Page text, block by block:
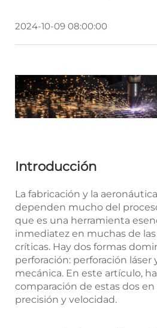
2024-10-09 08:00:00
Introducción
La fabricación y la
dependen mucho del
que es una herramienta
inmediatez en muchas de
críticas. Hay dos formas
perforación: perforación láser
mecánica. En este artículo,
comparación de estas dos
precisión y velocidad.